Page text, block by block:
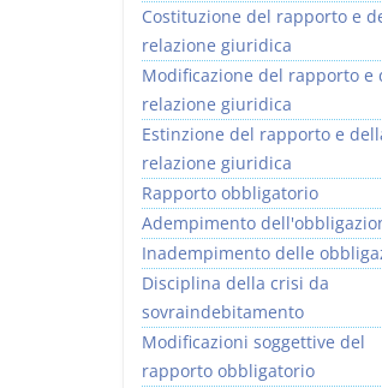
Costituzione del rapporto e
relazione giuridica
Modificazione del rapporto e
relazione giuridica
Estinzione del rapporto e
relazione giuridica
Rapporto obbligatorio
Adempimento
Inadempimento delle
Disciplina della crisi da
sovraindebitamento
Modificazioni soggettive del
rapporto obbligatorio